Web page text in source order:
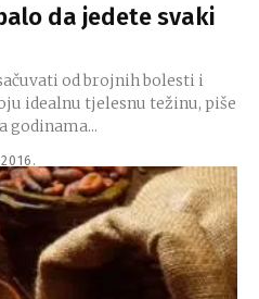
da jedete svaki
od brojnih bolesti i
idealnu tjelesnu težinu, piše
je da godinama...